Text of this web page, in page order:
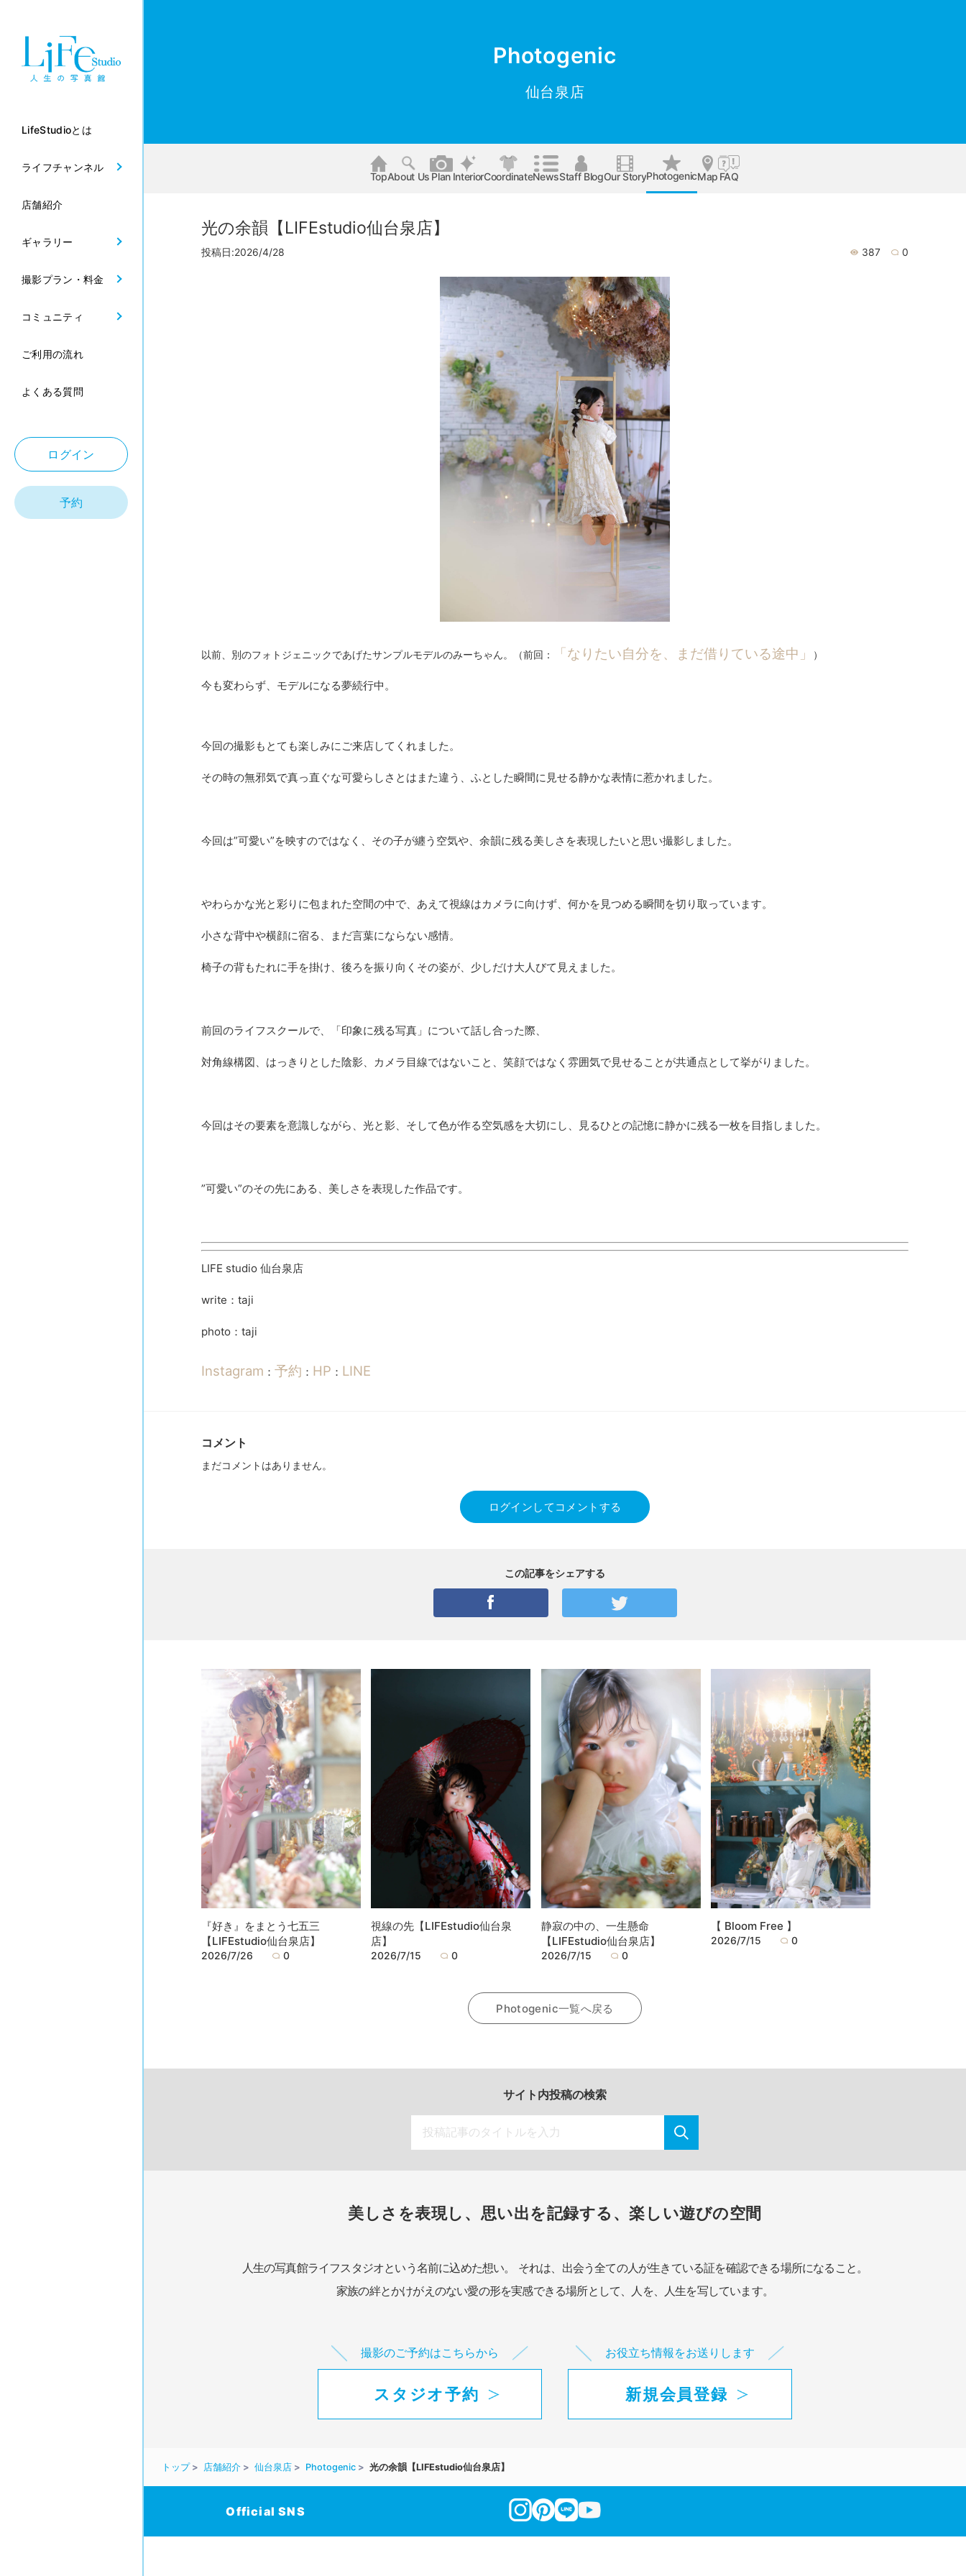
LifeStudioとは
ライフチャンネル
店舗紹介
ギャラリー
撮影プラン・料金
コミュニティ
ご利用の流れ
よくある質問
ログイン
予約
Photogenic
仙台泉店
TopAbout Us Plan InteriorCoordinateNewsStaff BlogOur StoryPhotogenicMap FAQ
光の余韻【LIFEstudio仙台泉店】
投稿日:2026/4/28 387 0
以前、別のフォトジェニックであげたサンプルモデルのみーちゃん。（前回： 「なりたい自分を、まだ借りている途中」 ）
今も変わらず、モデルになる夢続行中。
今回の撮影もとても楽しみにご来店してくれました。
その時の無邪気で真っ直ぐな可愛らしさとはまた違う、ふとした瞬間に見せる静かな表情に惹かれました。
今回は”可愛い”を映すのではなく、その子が纏う空気や、余韻に残る美しさを表現したいと思い撮影しました。
やわらかな光と彩りに包まれた空間の中で、あえて視線はカメラに向けず、何かを見つめる瞬間を切り取っています。
小さな背中や横顔に宿る、まだ言葉にならない感情。
椅子の背もたれに手を掛け、後ろを振り向くその姿が、少しだけ大人びて見えました。
前回のライフスクールで、「印象に残る写真」について話し合った際、
対角線構図、はっきりとした陰影、カメラ目線ではないこと、笑顔ではなく雰囲気で見せることが共通点として挙がりました。
今回はその要素を意識しながら、光と影、そして色が作る空気感を大切にし、見るひとの記憶に静かに残る一枚を目指しました。
”可愛い”のその先にある、美しさを表現した作品です。
LIFE studio 仙台泉店
write：taji
photo：taji
Instagram ： 予約 ： HP ： LINE
コメント
まだコメントはありません。
ログインしてコメントする
この記事をシェアする
『好き』をまとう七五三
【LIFEstudio仙台泉店】
2026/7/26 0
視線の先【LIFEstudio仙台泉
店】
2026/7/15 0
静寂の中の、一生懸命
【LIFEstudio仙台泉店】
2026/7/15 0
【 Bloom Free 】
2026/7/15 0
Photogenic一覧へ戻る
サイト内投稿の検索
美しさを表現し、思い出を記録する、楽しい遊びの空間
人生の写真館ライフスタジオという名前に込めた想い。
それは、出会う全ての人が生きている証を確認できる場所になること。
家族の絆とかけがえのない愛の形を実感できる場所として、 人を、人生を写しています。
撮影のご予約はこちらから
スタジオ予約
お役立ち情報をお送りします
新規会員登録
トップ 店舗紹介 仙台泉店 Photogenic 光の余韻【LIFEstudio仙台泉店】
Official SNS